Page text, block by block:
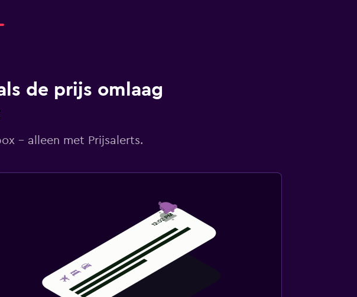
de prijs omlaag
- alleen met Prijsalerts.